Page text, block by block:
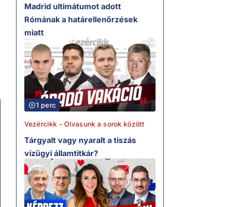
Madrid ultimátumot adott
Rómának a határellenőrzések
miatt
1 perc
Vezércikk - Olvasunk a sorok között
Tárgyalt vagy nyaralt a tiszás
vízügyi államtitkár?